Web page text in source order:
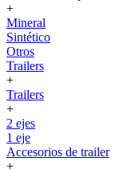
+
Mineral
Sintético
Otros
Trailers
+
Trailers
+
2 ejes
1 eje
Accesorios de trailer
+